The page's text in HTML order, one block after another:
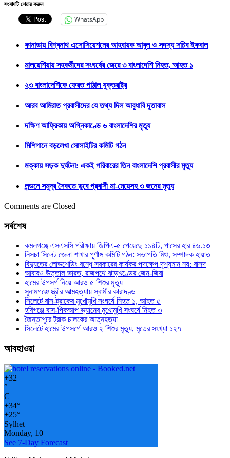
সংবাদটি শেয়ার করুন
WhatsApp
কানাডায় বিশ্বনাথ এসোসিয়েশনের আহবায়ক আবুল ও সদস্য সচিব ইকবাল
মালয়েশিয়ায় সহকর্মীদের সংঘর্ষের জেরে ৩ বাংলাদেশি নিহত, আহত ১
২৩ বাংলাদেশিকে ফেরত পাঠাল যুক্তরাষ্ট্র
আরব আমিরাত প্রবাসীদের যে তথ্য দিল আবুধাবি দূতাবাস
দক্ষিণ আফ্রিকায় অগ্নিকাণ্ডে ৬ বাংলাদেশির মৃত্যু
মিশিগানে বড়লেখা সোসাইটির কমিটি গঠন
মক্কায় সড়ক দুর্ঘটনা: একই পরিবারের তিন বাংলাদেশি প্রবাসীর মৃত্যু
লন্ডনে সমুদ্র সৈকতে ডুবে প্রবাসী মা-মেয়েসহ ৩ জনের মৃত্যু
Comments are Closed
সর্বশেষ
কমলগঞ্জে এসএসসি পরীক্ষায় জিপিএ-৫ পেয়েছে ১১৪টি, পাসের হার ৪৬.১৩
নিসচা সিলেট জেলা শাখার পূর্ণাঙ্গ কমিটি গঠন: সভাপতি মিশু, সম্পাদক হায়াত
বিদ্যুতের লোডশেডিং বন্ধে সরকারের কার্যকর পদক্ষেপ দৃশ্যমান নয়: বাসদ
আবারও উত্তাল ভারত, রাজপথে ঝাড়খণ্ডের জেন-জিরা
হামের উপসর্গ নিয়ে আরও ৫ শিশুর মৃত্যু
সুনামগঞ্জে স্ত্রীর আত্মহত্যায় স্বামীর কারাদণ্ড
সিলেটে বাস-ট্রাকের মুখোমুখি সংঘর্ষে নিহত ১, আহত ৫
হবিগঞ্জে বাস-পিকআপ ভ্যানের মুখোমুখি সংঘর্ষে নিহত ৩
জৈন্তাপুরে ট্রাক চালকের আত্নহত্যা
সিলেটে হামের উপসর্গে আরও ২ শিশুর মৃত্যু, মৃতের সংখ্যা ১২৭
আবহাওয়া
+32
°
C
+34°
+25°
Sylhet
Monday, 10
See 7-Day Forecast